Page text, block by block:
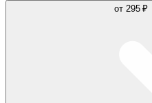
от 295 ₽